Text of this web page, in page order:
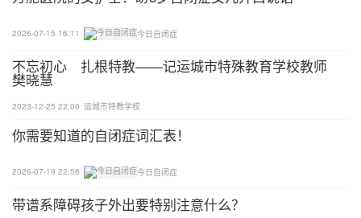
局，是一所九年制义务教育的公办特殊教育学校。
忻州市残疾人联合会
始人：事业单位 机构性质：事业单位
忻州市残疾人联合会于1989年10月经忻州市委、市
政府批准成立，属人民团体，是参照公务员管理的正
2026-07-15 16:11 今日自闭症
不忘初心 扎根特教——记运城市特殊教育学校教师
樊晓慧
2023-12-25 22:00 运城市特教学校
你需要知道的自闭症词汇表！
2026-07-19 22:56 今日自闭症
带谱系障碍孩子外出要特别注意什么？